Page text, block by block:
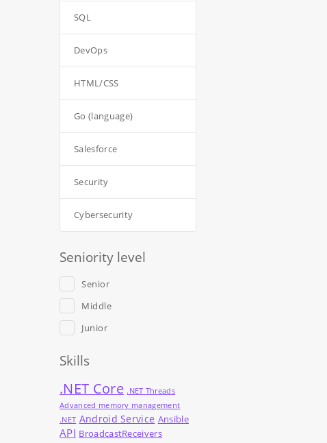
SQL
DevOps
HTML/CSS
Go (language)
Salesforce
Security
Cybersecurity
Seniority level
Senior
Middle
Junior
Skills
.NET Core .NET Threads
Advanced memory management
.NET Android Service Ansible
API BroadcastReceivers